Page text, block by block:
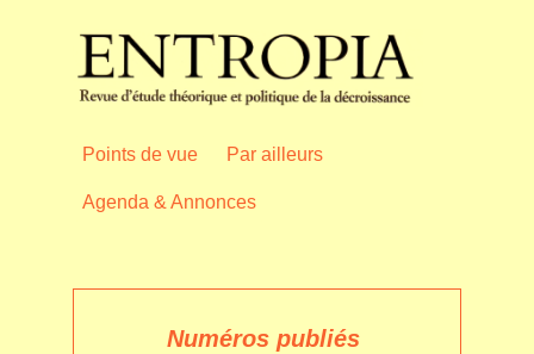
Points de vue Par ailleurs
Agenda & Annonces
Numéros publiés